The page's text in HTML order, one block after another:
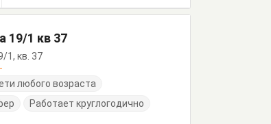
19/1 кв 37
1, кв. 37
любого возраста
Работает круглогодично